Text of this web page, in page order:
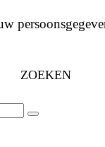
ZOEKEN